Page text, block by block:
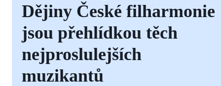
Dějiny České filharmonie
jsou přehlídkou těch
nejproslulejších
muzikantů